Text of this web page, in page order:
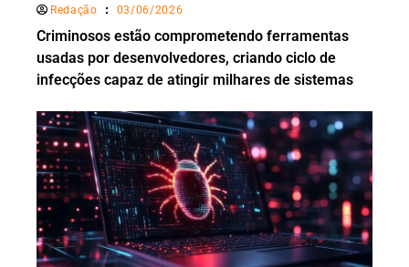
Redação 03/06/2026
Criminosos estão comprometendo ferramentas
usadas por desenvolvedores, criando ciclo de
infecções capaz de atingir milhares de sistemas